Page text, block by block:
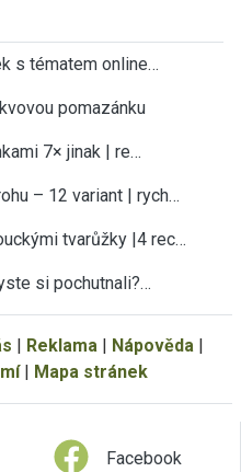
s tématem online…
pomazánku
7× jinak | re…
– 12 variant | rych…
tvarůžky |4 rec…
si pochutnali?…
Reklama| Nápověda|
| Mapa stránek
Facebook